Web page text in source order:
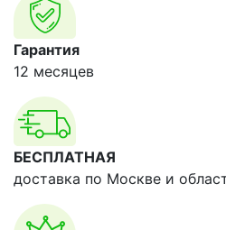
Гарантия
12 месяцев
БЕСПЛАТНАЯ
доставка по Москве и